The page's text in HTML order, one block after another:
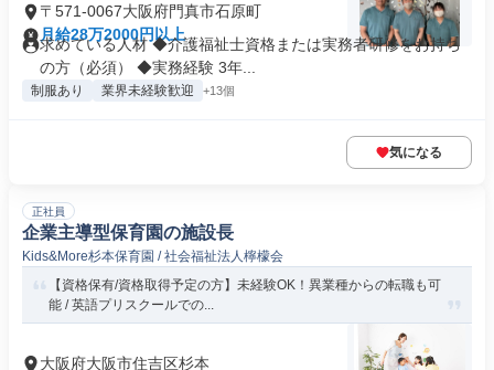
〒571-0067大阪府門真市石原町
月給28万2000円以上
求めている人材 ◆介護福祉士資格または実務者研修をお持ち
の方（必須） ◆実務経験 3年...
制服あり 業界未経験歓迎 +13個
気になる
正社員
企業主導型保育園の施設長
Kids&More杉本保育園 / 社会福祉法人檸檬会
【資格保有/資格取得予定の方】未経験OK！異業種からの転職も可
能 / 英語プリスクールでの...
大阪府大阪市住吉区杉本